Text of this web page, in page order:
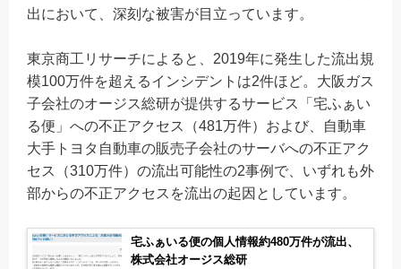
出において、深刻な被害が目立っています。
東京商工リサーチによると、2019年に発生した流出規
模100万件を超えるインシデントは2件ほど。大阪ガス
子会社のオージス総研が提供するサービス「宅ふぁい
る便」への不正アクセス（481万件）および、自動車
大手トヨタ自動車の販売子会社のサーバへの不正アク
セス（310万件）の流出可能性の2事例で、いずれも外
部からの不正アクセスを流出の起因としています。
宅ふぁいる便の個人情報約480万件が流出、
株式会社オージス総研